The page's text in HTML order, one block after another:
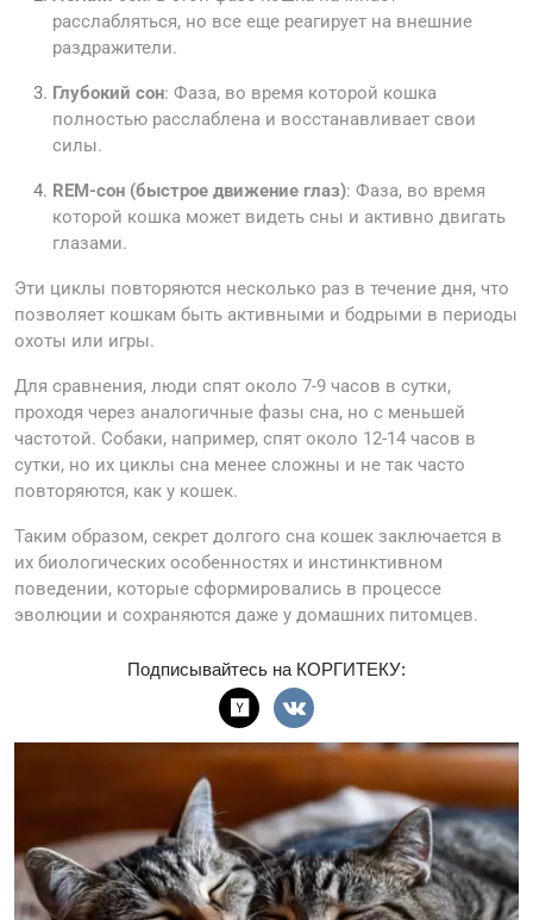
расслабляться, но все еще реагирует на внешние
раздражители.
Глубокий сон: Фаза, во время которой кошка
полностью расслаблена и восстанавливает свои
силы.
REM-сон (быстрое движение глаз): Фаза, во время
которой кошка может видеть сны и активно двигать
глазами.
Эти циклы повторяются несколько раз в течение дня, что
позволяет кошкам быть активными и бодрыми в периоды
охоты или игры.
Для сравнения, люди спят около 7-9 часов в сутки,
проходя через аналогичные фазы сна, но с меньшей
частотой. Собаки, например, спят около 12-14 часов в
сутки, но их циклы сна менее сложны и не так часто
повторяются, как у кошек.
Таким образом, секрет долгого сна кошек заключается в
их биологических особенностях и инстинктивном
поведении, которые сформировались в процессе
эволюции и сохраняются даже у домашних питомцев.
Подписывайтесь на КОРГИТЕКУ: